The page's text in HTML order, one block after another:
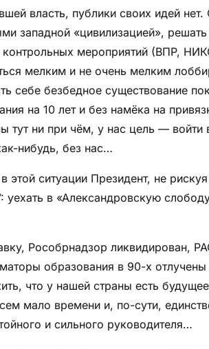
власть, публики своих идей
западной «цивилизацией»,
мероприятий (ВПР,
мелким и не очень мелким
себе безбедное существование
на 10 лет и без намёка на
ни при чём, у нас цель — войти
нибудь, без нас…
этой ситуации Президент, не
в «Александровскую
Рособрнадзор ликвидирован,
образования в 90-х отлучены
что у нашей страны есть
мало времени и, по-сути,
и сильного руководителя…